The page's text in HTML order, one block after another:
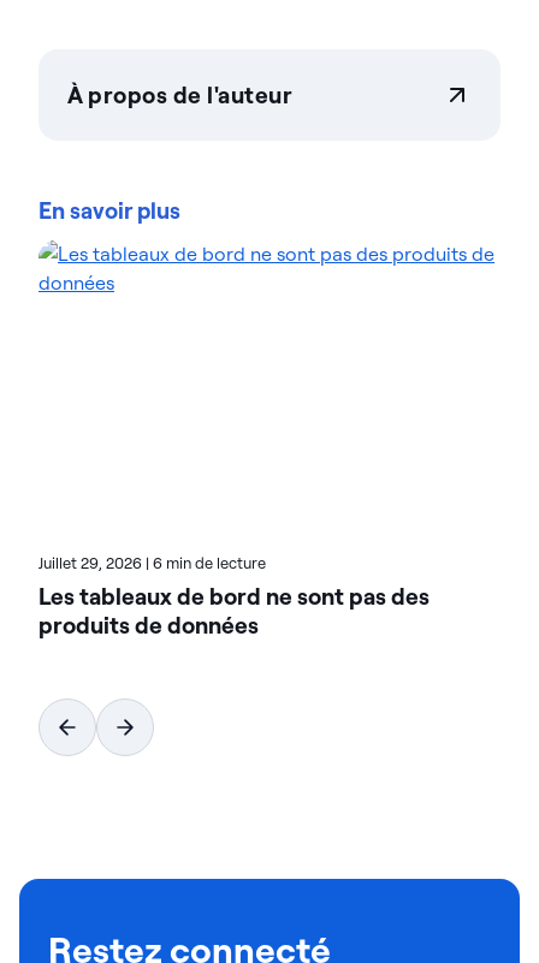
À propos de l'auteur
que soit leur ampleur. Les organisations font
d'intelligence des données d'Actian pour
rationaliser leurs environnements de données
En savoir plus
Juillet 29, 2026 | 6 min de lecture
Les tableaux de bord ne sont pas des
produits de données
Restez connecté